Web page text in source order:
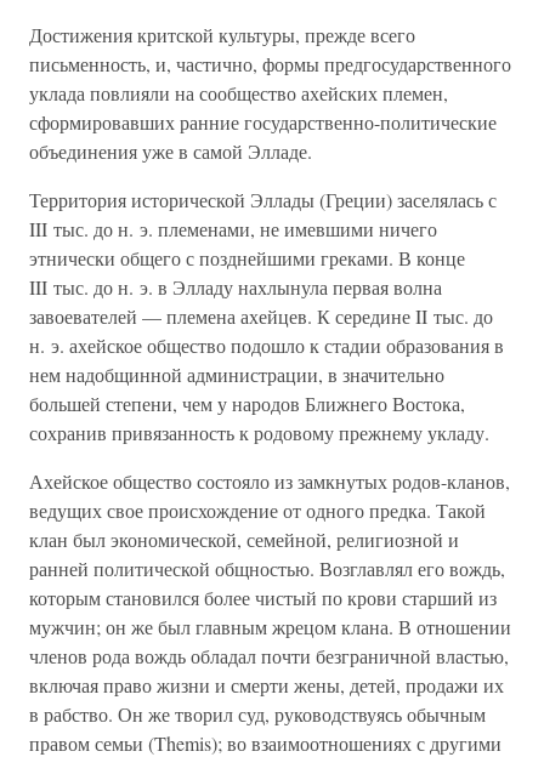
Достижения критской культуры, прежде всего
письменность, и, частично, формы предгосударственного
уклада повлияли на сообщество ахейских племен,
сформировавших ранние государственно-политические
объединения уже в самой Элладе.
Территория исторической Эллады (Греции) заселялась с
III тыс. до н. э. племенами, не имевшими ничего
этнически общего с позднейшими греками. В конце
III тыс. до н. э. в Элладу нахлынула первая волна
завоевателей — племена ахейцев. К середине II тыс. до
н. э. ахейское общество подошло к стадии образования в
нем надобщинной администрации, в значительно
большей степени, чем у народов Ближнего Востока,
сохранив привязанность к родовому прежнему укладу.
Ахейское общество состояло из замкнутых родов-кланов,
ведущих свое происхождение от одного предка. Такой
клан был экономической, семейной, религиозной и
ранней политической общностью. Возглавлял его вождь,
которым становился более чистый по крови старший из
мужчин; он же был главным жрецом клана. В отношении
членов рода вождь обладал почти безграничной властью,
включая право жизни и смерти жены, детей, продажи их
в рабство. Он же творил суд, руководствуясь обычным
правом семьи (Themis); во взаимоотношениях с другими